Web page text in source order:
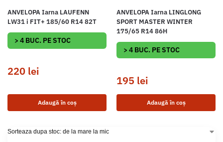
ANVELOPA Iarna LAUFENN
LW31 i FIT+ 185/60 R14 82T
> 4 BUC. PE STOC
220 lei
Adaugă în coș
ANVELOPA Iarna LINGLONG
SPORT MASTER WINTER
175/65 R14 86H
> 4 BUC. PE STOC
195 lei
Adaugă în coș